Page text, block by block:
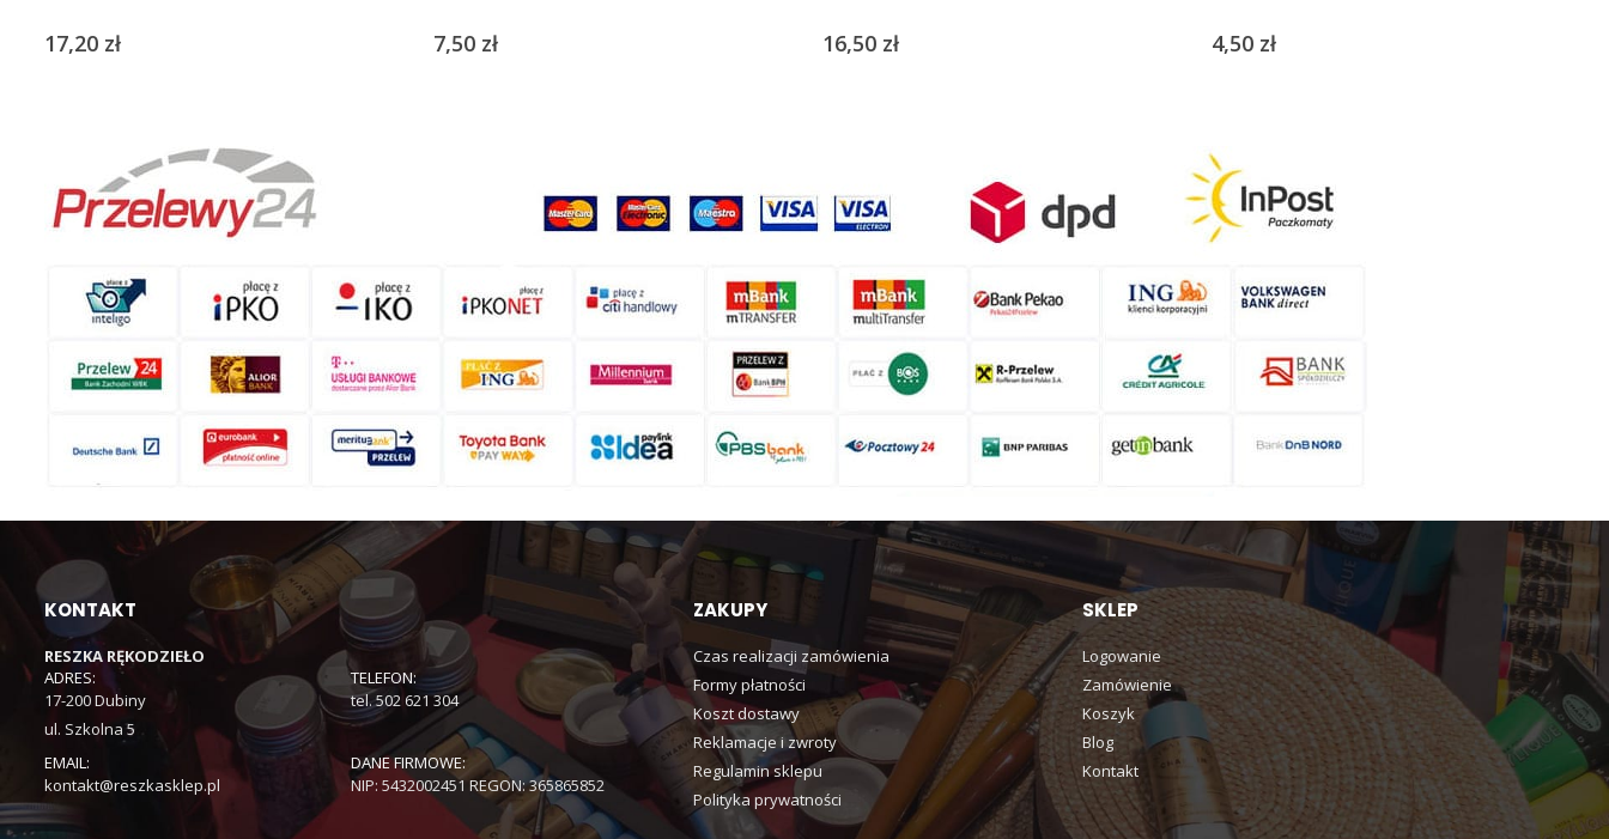
17,20 zł 7,50 zł 16,50 zł 4,50 zł
KONTAKT
RESZKA RĘKODZIEŁO
ADRES:
17-200 Dubiny
ul. Szkolna 5
TELEFON:
tel. 502 621 304
EMAIL:
kontakt@reszkasklep.pl
DANE FIRMOWE:
NIP: 5432002451 REGON: 365865852
ZAKUPY
Czas realizacji zamówienia
Formy płatności
Koszt dostawy
Reklamacje i zwroty
Regulamin sklepu
Polityka prywatności
SKLEP
Logowanie
Zamówienie
Koszyk
Blog
Kontakt